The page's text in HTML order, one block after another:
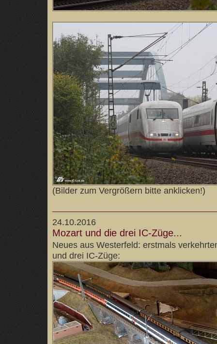
(Bilder zum Vergrößern bitte anklicken!)
24.10.2016
Mozart und die drei IC-Züge...
Neues aus Westerfeld: erstmals
und drei IC-Züge: